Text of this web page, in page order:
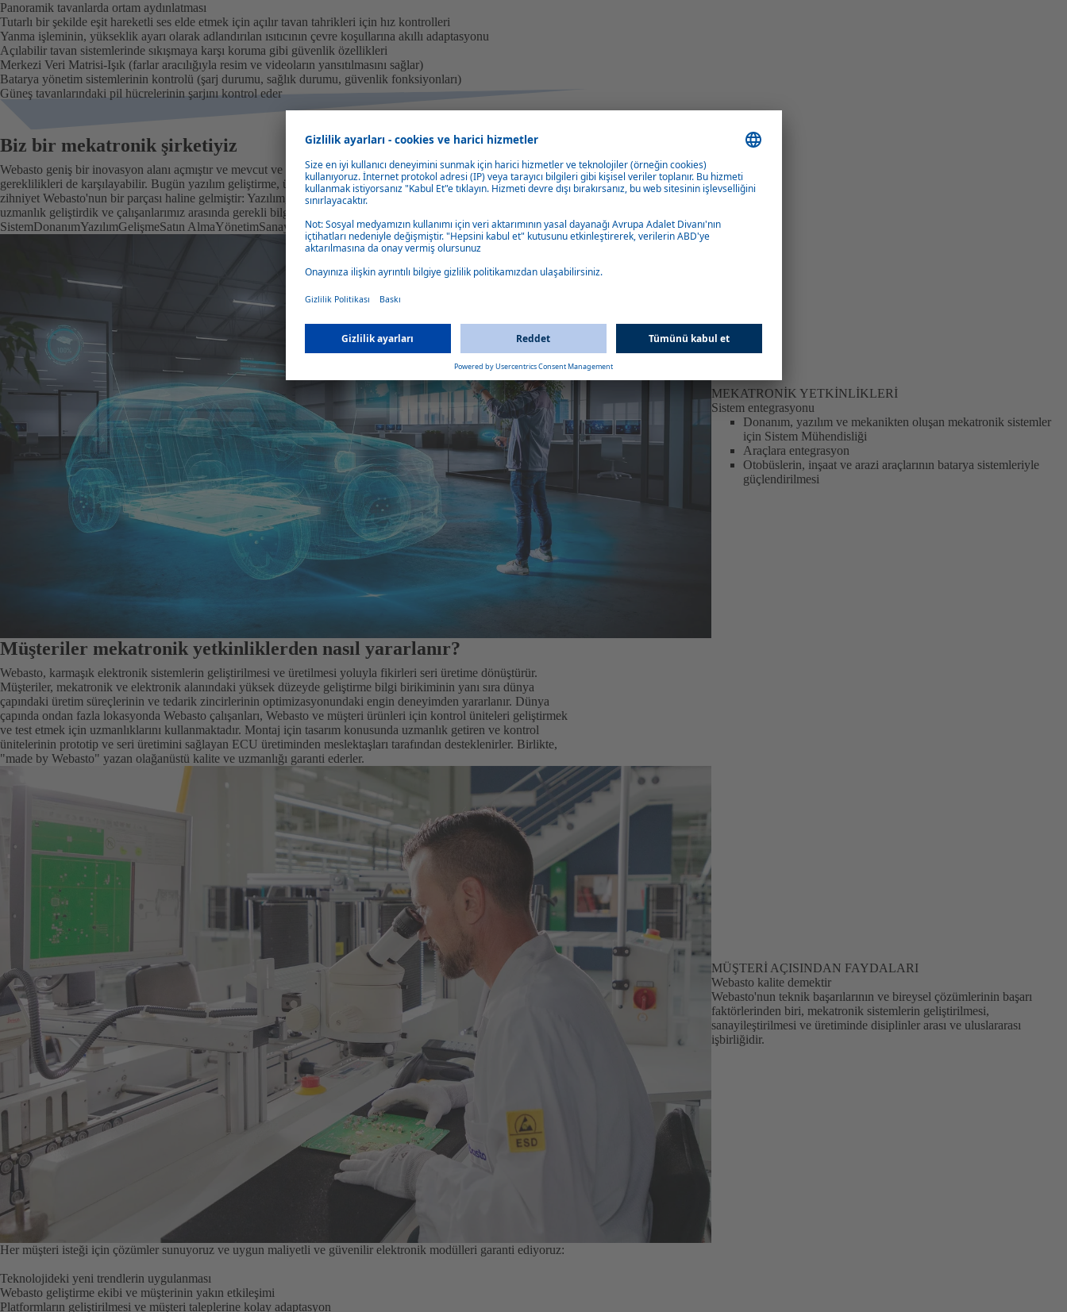
Panoramik tavanlarda ortam aydınlatması
Tutarlı bir şekilde eşit hareketli ses elde etmek için açılır tavan tahrikleri için hız kontrolleri
Yanma işleminin, yükseklik ayarı olarak adlandırılan ısıtıcının çevre koşullarına akıllı adaptasyonu
Açılabilir tavan sistemlerinde sıkışmaya karşı koruma gibi güvenlik özellikleri
Merkezi Veri Matrisi-Işık (farlar aracılığıyla resim ve videoların yansıtılmasını sağlar)
Batarya yönetim sistemlerinin kontrolü (şarj durumu, sağlık durumu, güvenlik fonksiyonları)
Güneş tavanlarındaki pil hücrelerinin şarjını kontrol eder
Biz bir mekatronik şirketiyiz
Webasto geniş bir inovasyon alanı açmıştır ve mevcut ve gelecekteki müşteri ihtiyaçlarının yanı sıra yasal
gereklilikleri de karşılayabilir. Bugün yazılım geliştirme, ürün geliştirmemizin doğal bir parçasıdır ve mekatronik
zihniyet Webasto'nun bir parçası haline gelmiştir: Yazılım, donanım ve mekatronik alanlarında büyük bir iç
uzmanlık geliştirdik ve çalışanlarımız arasında gerekli bilgi ve becerileri oluşturduk.
SistemDonanımYazılımGelişmeSatın AlmaYönetimSanayileşmeÜretim
MEKATRONIK YETKINLIKLERI
Sistem entegrasyonu
Donanım, yazılım ve mekanikten oluşan mekatronik sistemler
için Sistem Mühendisliği
Araçlara entegrasyon
Otobüslerin, inşaat ve arazi araçlarının batarya sistemleriyle
güçlendirilmesi
Müşteriler mekatronik yetkinliklerden nasıl yararlanır?
Webasto, karmaşık elektronik sistemlerin geliştirilmesi ve üretilmesi yoluyla fikirleri seri üretime dönüştürür.
Müşteriler, mekatronik ve elektronik alanındaki yüksek düzeyde geliştirme bilgi birikiminin yanı sıra dünya
çapındaki üretim süreçlerinin ve tedarik zincirlerinin optimizasyonundaki engin deneyimden yararlanır. Dünya
çapında ondan fazla lokasyonda Webasto çalışanları, Webasto ve müşteri ürünleri için kontrol üniteleri geliştirmek
ve test etmek için uzmanlıklarını kullanmaktadır. Montaj için tasarım konusunda uzmanlık getiren ve kontrol
ünitelerinin prototip ve seri üretimini sağlayan ECU üretiminden meslektaşları tarafından desteklenirler. Birlikte,
"made by Webasto" yazan olağanüstü kalite ve uzmanlığı garanti ederler.
MÜŞTERI AÇISINDAN FAYDALARI
Webasto kalite demektir
Webasto'nun teknik başarılarının ve bireysel çözümlerinin başarı
faktörlerinden biri, mekatronik sistemlerin geliştirilmesi,
sanayileştirilmesi ve üretiminde disiplinler arası ve uluslararası
işbirliğidir.
Her müşteri isteği için çözümler sunuyoruz ve uygun maliyetli ve güvenilir elektronik modülleri garanti ediyoruz:
Teknolojideki yeni trendlerin uygulanması
Webasto geliştirme ekibi ve müşterinin yakın etkileşimi
Platformların geliştirilmesi ve müşteri taleplerine kolay adaptasyon